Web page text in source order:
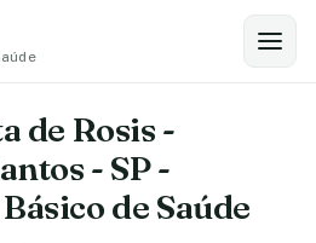
de Rosis -
- SP -
de Saúde